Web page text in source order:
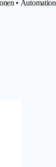
• Automation